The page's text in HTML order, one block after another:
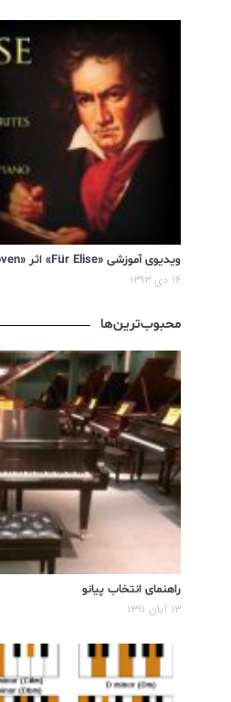
ویدیوی آموزشی «Für Elise» اثر «Beethoven»
۱۶ دی ۱۳۹۳
محبوب‌ترین‌ها
راهنمای انتخاب پیانو
۱۳ آبان ۱۳۹۱